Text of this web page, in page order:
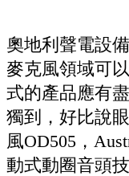
奧地利聲電設
麥克風領域可
式的產品應有
獨到，好比說
風OD505，
動式動圈音頭